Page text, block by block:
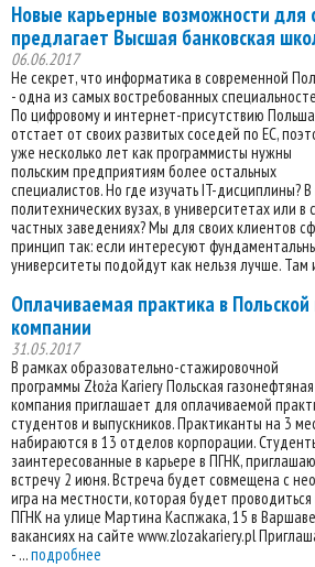
Новые карьерные возможности для
предлагает Высшая банковская
06.06.2017
Не секрет, что информатика в современной
- одна из самых востребованных
По цифровому и интернет-присутствию Польша
отстает от своих развитых соседей по ЕС,
уже несколько лет как программисты нужны
польским предприятиям более остальных
специалистов. Но где изучать IT-дисциплины? В
политехнических вузах, в университетах или
частных заведениях? Мы для своих клиентов
принцип так: если интересуют
университеты подойдут как нельзя лучше. Там
Оплачиваемая практика в
компании
31.05.2017
В рамках образовательно-стажировочной
программы Złoża Kariery Польская газонефтяная
компания приглашает для оплачиваемой
студентов и выпускников. Практиканты на 3
набираются в 13 отделов корпорации.
заинтересованные в карьере в ПГНК,
встречу 2 июня. Встреча будет совмещена с
игра на местности, которая будет
ПГНК на улице Мартина Каспжака, 15 в
вакансиях на сайте www.zlozakariery.pl
- ...подробнее